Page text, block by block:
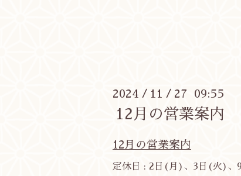
2024 / 11 / 27 09:55
12月の営業案内
12月の営業案内
定休日 : 2日(月)、3日(火)